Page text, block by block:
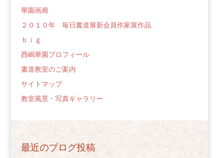
華園画廊
２０１０年 毎日書道展新会員作家展作品
ｂｉｇ
西嶋華園プロフィール
書道教室のご案内
サイトマップ
教室風景・写真ギャラリー
最近のブログ投稿